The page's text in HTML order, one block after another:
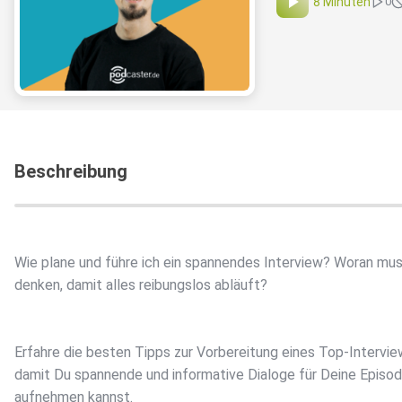
Beschreibung
Wie plane und führe ich ein spannendes Interview? Woran
denken, damit alles reibungslos abläuft?
Erfahre die besten Tipps zur Vorbereitung eines Top-
damit Du spannende und informative Dialoge für Deine
aufnehmen kannst.